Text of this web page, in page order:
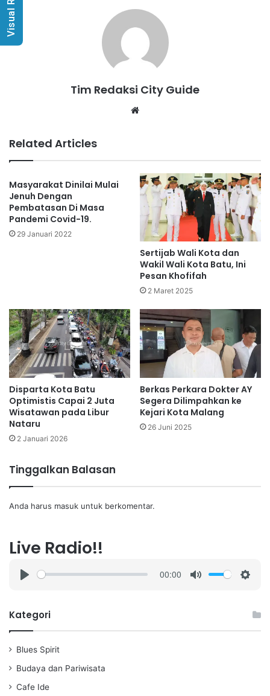
Tim Redaksi City Guide
Related Articles
Masyarakat Dinilai Mulai
Jenuh Dengan
Pembatasan Di Masa
Pandemi Covid-19.
29 Januari 2022
Sertijab Wali Kota dan
Wakil Wali Kota Batu, Ini
Pesan Khofifah
2 Maret 2025
Disparta Kota Batu
Optimistis Capai 2 Juta
Wisatawan pada Libur
Nataru
2 Januari 2026
Berkas Perkara Dokter AY
Segera Dilimpahkan ke
Kejari Kota Malang
26 Juni 2025
Tinggalkan Balasan
Anda harus masuk untuk berkomentar.
Live Radio!!
a
00:00
Kategori
Blues Spirit
Budaya dan Pariwisata
Cafe Ide